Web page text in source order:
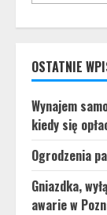
OSTATNIE
Wynajem
kiedy się
Ogrodzenia
Gniazdka,
awarie w